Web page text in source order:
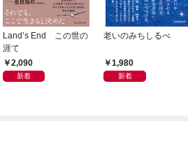
Land’s End この世の
涯て
2,090
新着
老いのみちしるべ
1,980
新着